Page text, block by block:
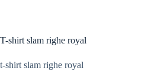
T-shirt slam righe royal
t-shirt slam righe royal